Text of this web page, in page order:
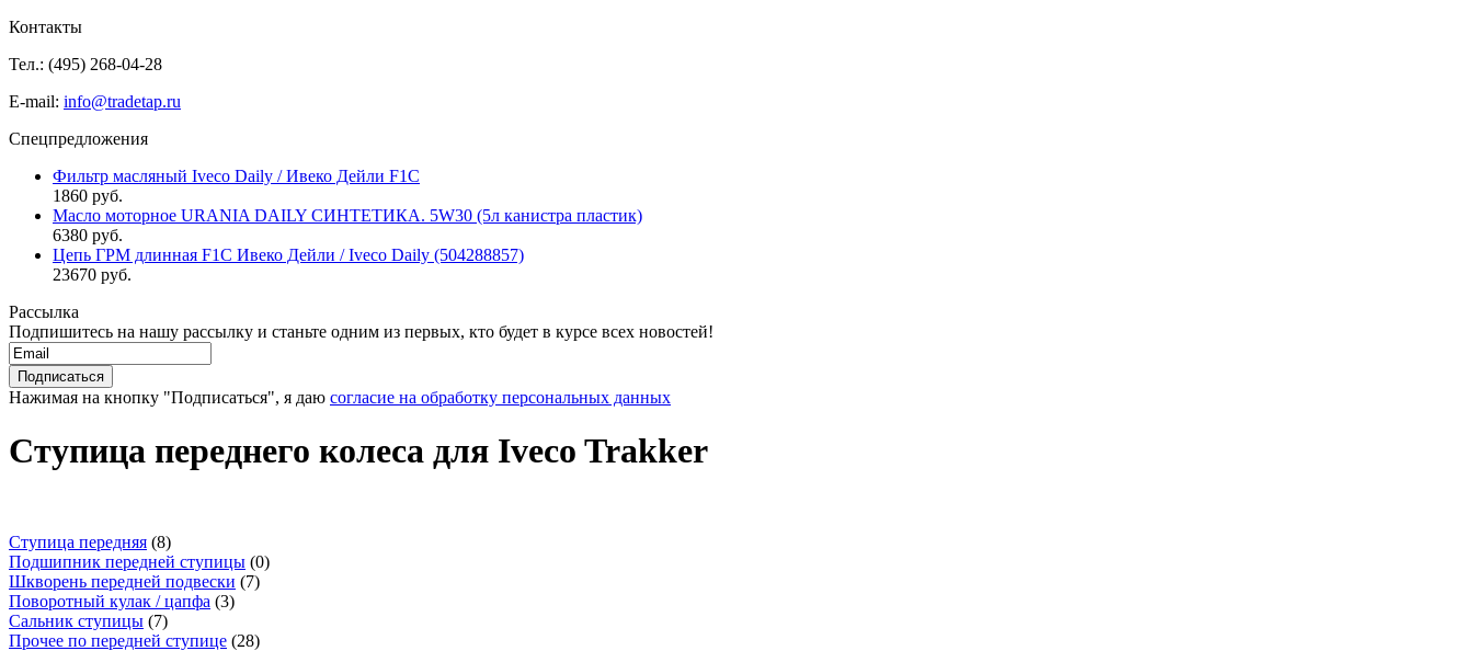
Контакты
Тел.: (495) 268-04-28
E-mail: info@tradetap.ru
Спецпредложения
Фильтр масляный Iveco Daily / Ивеко Дейли F1C
1860 руб.
Масло моторное URANIA DAILY СИНТЕТИКА. 5W30 (5л канистра пластик)
6380 руб.
Цепь ГРМ длинная F1C Ивеко Дейли / Iveco Daily (504288857)
23670 руб.
Рассылка
Подпишитесь на нашу рассылку и станьте одним из первых, кто будет в курсе всех новостей!
Нажимая на кнопку "Подписаться", я даю согласие на обработку персональных данных
Ступица переднего колеса для Iveco Trakker
Ступица передняя (8)
Подшипник передней ступицы (0)
Шкворень передней подвески (7)
Поворотный кулак / цапфа (3)
Сальник ступицы (7)
Прочее по передней ступице (28)